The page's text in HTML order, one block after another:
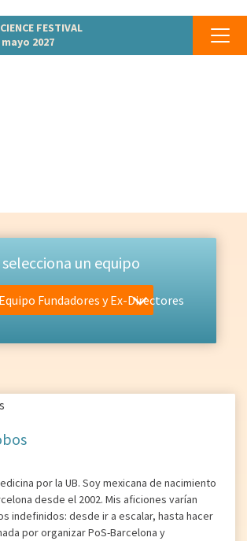
FESTIVAL
mayo 2027
selecciona un equipo
Equipo Fundadores y Ex-Directores
por la UB. Soy mexicana de nacimiento
desde el 2002. Mis aficiones varían
indefinidos: desde ir a escalar, hasta hacer
por organizar PoS-Barcelona y